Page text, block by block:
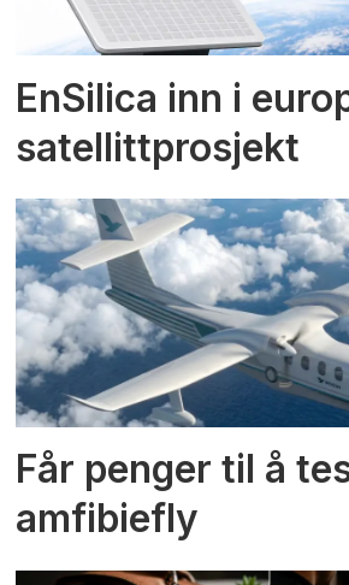
EnSilica inn i
satellittprosjekt
Får penger til å
amfibiefly